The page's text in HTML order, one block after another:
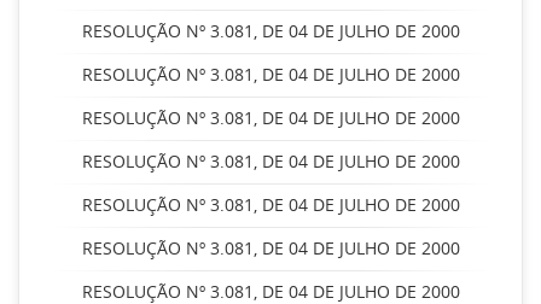
RESOLUÇÃO Nº 3.081, DE 04 DE JULHO DE 2000
RESOLUÇÃO Nº 3.081, DE 04 DE JULHO DE 2000
RESOLUÇÃO Nº 3.081, DE 04 DE JULHO DE 2000
RESOLUÇÃO Nº 3.081, DE 04 DE JULHO DE 2000
RESOLUÇÃO Nº 3.081, DE 04 DE JULHO DE 2000
RESOLUÇÃO Nº 3.081, DE 04 DE JULHO DE 2000
RESOLUÇÃO Nº 3.081, DE 04 DE JULHO DE 2000